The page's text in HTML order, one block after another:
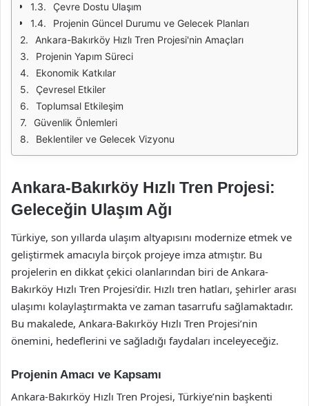
Çevre Dostu Ulaşım
Projenin Güncel Durumu ve Gelecek Planları
Ankara-Bakırköy Hızlı Tren Projesi'nin Amaçları
Projenin Yapım Süreci
Ekonomik Katkılar
Çevresel Etkiler
Toplumsal Etkileşim
Güvenlik Önlemleri
Beklentiler ve Gelecek Vizyonu
Ankara-Bakırköy Hızlı Tren Projesi:
Geleceğin Ulaşım Ağı
Türkiye, son yıllarda ulaşım altyapısını modernize etmek ve
geliştirmek amacıyla birçok projeye imza atmıştır. Bu
projelerin en dikkat çekici olanlarından biri de Ankara-
Bakırköy Hızlı Tren Projesi’dir. Hızlı tren hatları, şehirler arası
ulaşımı kolaylaştırmakta ve zaman tasarrufu sağlamaktadır.
Bu makalede, Ankara-Bakırköy Hızlı Tren Projesi’nin
önemini, hedeflerini ve sağladığı faydaları inceleyeceğiz.
Projenin Amacı ve Kapsamı
Ankara-Bakırköy Hızlı Tren Projesi, Türkiye’nin başkenti